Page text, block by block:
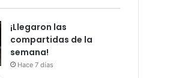
¡Llegaron las
compartidas de la
semana!
Hace 7 días